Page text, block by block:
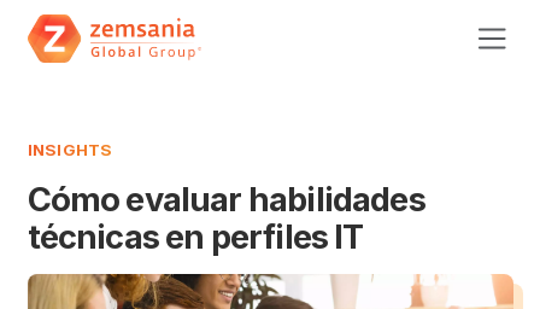
INSIGHTS
Cómo evaluar habilidades
técnicas en perfiles IT